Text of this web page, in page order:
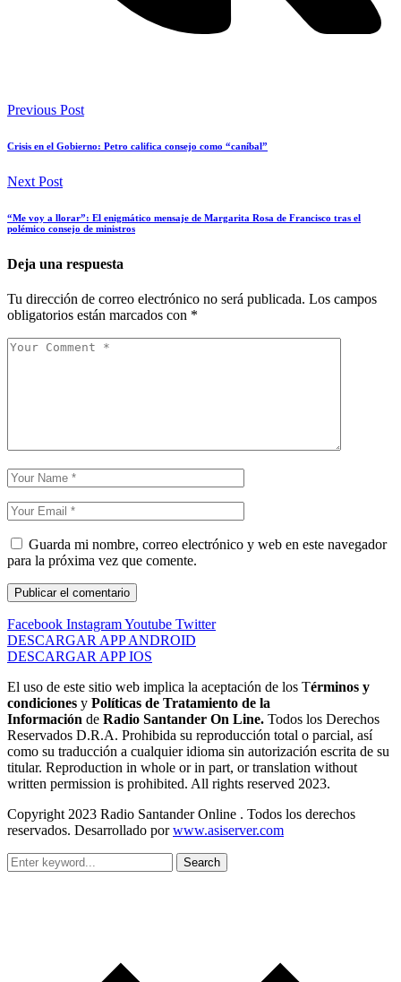
Previous Post
Crisis en el Gobierno: Petro califica consejo como “caníbal”
Next Post
“Me voy a llorar”: El enigmático mensaje de Margarita Rosa de Francisco tras el
polémico consejo de ministros
Deja una respuesta
Tu dirección de correo electrónico no será publicada. Los campos
obligatorios están marcados con *
Guarda mi nombre, correo electrónico y web en este navegador
para la próxima vez que comente.
Facebook InstagramYoutube Twitter
DESCARGAR APP ANDROID
DESCARGAR APP IOS
El uso de este sitio web implica la aceptación de los Términos y
condiciones y Políticas de Tratamiento de la
Información de Radio Santander On Line. Todos los Derechos
Reservados D.R.A. Prohibida su reproducción total o parcial, así
como su traducción a cualquier idioma sin autorización escrita de su
titular. Reproduction in whole or in part, or translation without
written permission is prohibited. All rights reserved 2023.
Copyright 2023 Radio Santander Online . Todos los derechos
reservados. Desarrollado porwww.asiserver.com
Search